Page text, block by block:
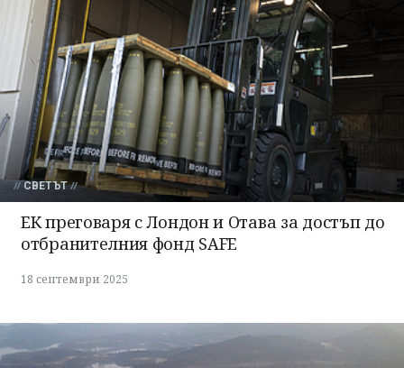
СВЕТЪТ
ЕК преговаря с Лондон и Отава за достъп до
отбранителния фонд SAFE
18 септември 2025